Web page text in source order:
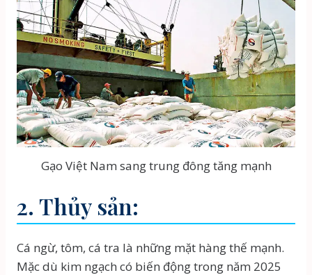
Gạo Việt Nam sang trung đông tăng mạnh
2. Thủy sản:
Cá ngừ, tôm, cá tra là những mặt hàng thế mạnh.
Mặc dù kim ngạch có biến động trong năm 2025